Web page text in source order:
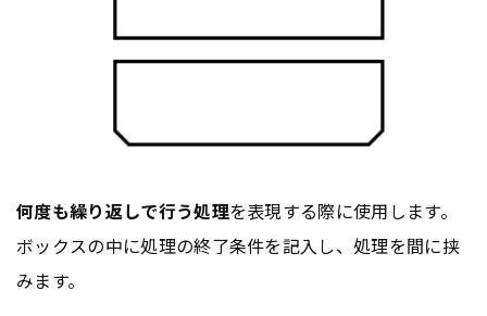
何度も繰り返しで行う処理を表現する際に使用します。
ボックスの中に処理の終了条件を記入し、処理を間に挟
みます。